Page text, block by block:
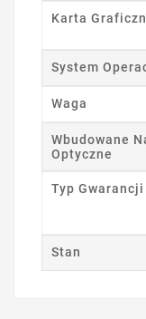
Karta
System
Waga
Wbudowane
Optyczne
Typ Gwarancji
Stan